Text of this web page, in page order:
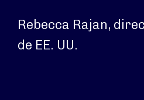
Rebecca Rajan,
de EE. UU.